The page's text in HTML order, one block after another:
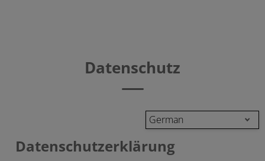
Datenschutz
German
Datenschutzerklärung